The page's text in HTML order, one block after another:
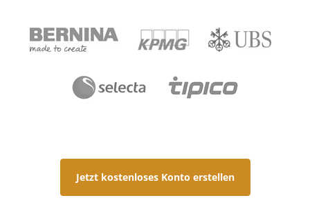
Jetzt kostenloses Konto erstellen